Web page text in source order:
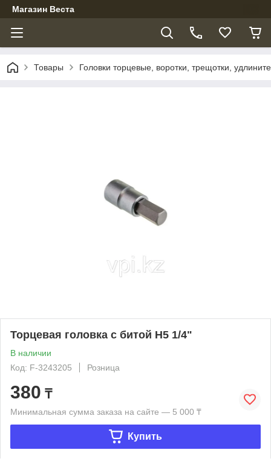
Магазин Веста
Товары Головки торцевые, воротки, трещотки,
Торцевая головка с битой H5 1/4"
В наличии
Код: F-3243205
Розница
380 ₸
Минимальная сумма заказа на сайте — 5 000 ₸
Купить